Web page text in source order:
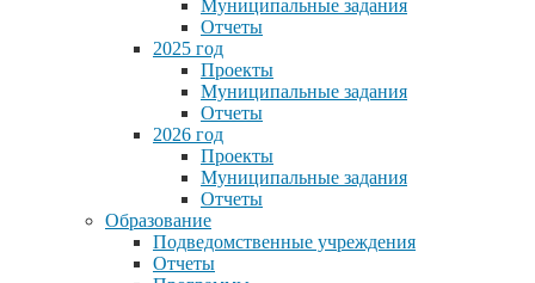
Муниципальные задания
Отчеты
2025 год
Проекты
Муниципальные задания
Отчеты
2026 год
Проекты
Муниципальные задания
Отчеты
Образование
Подведомственные учреждения
Отчеты